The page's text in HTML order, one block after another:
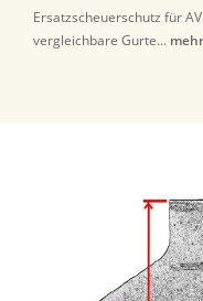
Ersatzscheuerschutz für
vergleichbare Gurte... mehr